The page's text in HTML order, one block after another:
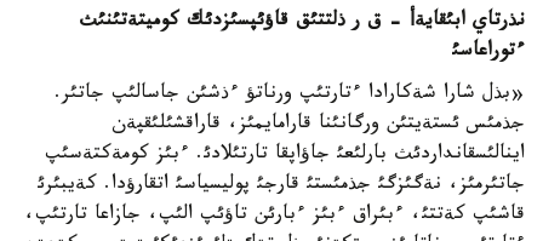
نذرتاي ابئقايةأ - ق ر ذلتتئق قاؤئپسئزدئك كوميتةتئنئث
ءتوراعاسئ
«بذل شارا شةكارادا ءتارتئپ ورناتؤ ءذشئن جاسالئپ جاتئر.
جذمئس ئستةيتئن ورگانئنا قارامايمئز، قاراقشئلئقپةن
اينالئسقانداردئث بارلئعئ جاؤاپقا تارتئلادئ. ءبئز كومةكتةسئپ
جاتئرمئز، نةگئزگئ جذمئستئ قارجئ پوليسياسئ اتقارؤدا. كةيبئرئ
قاشئپ كةتتئ، ءبئراق ءبئز ءبارئن تاؤئپ الئپ، جازاعا تارتئپ،